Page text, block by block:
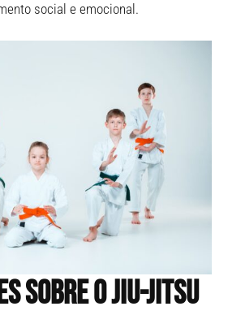
social e emocional.
sobre o Jiu-Jitsu